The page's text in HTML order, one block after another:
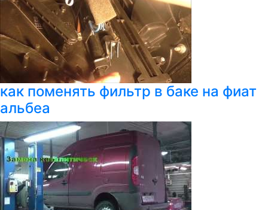
как поменять фильтр в баке на фиат
альбеа